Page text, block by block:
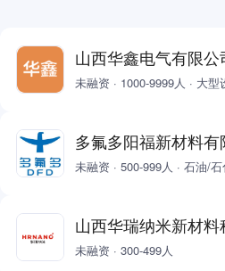
山西华鑫电气有限公
未融资 · 1000-9999人 · 大
多氟多阳福新材料有
未融资 · 500-999人 · 石油/
山西华瑞纳米新材料
未融资 · 300-499人